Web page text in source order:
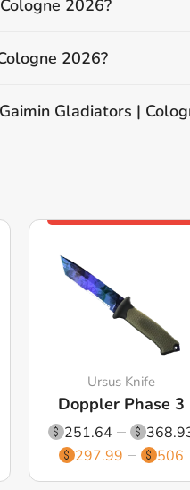
2026?
2026?
Gladiators |
Ursus Knife
Doppler Phase 3
251.64
297.99
506